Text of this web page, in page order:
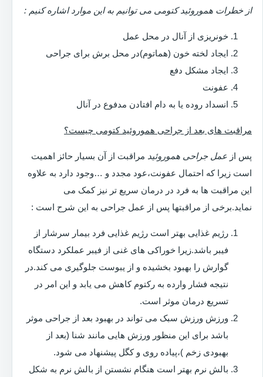
از خطرات هموروئید کتومی می توانیم به این موارد اشاره کنیم :
خونریزی از آنال در محل عمل
ایجاد لخته خون (هماتوم)در محل برش برای جراحی
ایجاد مشکل دفع
عفونت
انسداد روده یا به دام افتادن مدفوع در آنال
مراقبت های بعد از جراحی هموروئید کتومی چیست؟
پس از عمل جراحی هموروئید مراقبت از آن بسیار حائز اهمیت
است زیرا که احتمال عفونت،عود مجدد و …وجود دارد به علاوه
این مراقبت ها به فرد در درمان سریع تر نیز کمک می
نماید.برخی از مراقبتها پس از عمل جراحی به این شرح است :
رژیم غذایی بهتر است رژیم غذایی فرد بیمار سرشار از
فیبر باشد.زیرا خوراکی های غنی از فیبر عملکرد دستگاه
گوارش را بهبود بخشیده و از یبوست جلوگیری می کند.در
نتیجه فشار وارده به رکتوم کاهش می یابد و این امر در
تسریع درمان موثر است.
ورزش ورزش سبک می تواند در بهبود بعد از جراحی موثر
باشد برای این منظور ورزش هایی مانند شنا (بعد از
بهبودی زخم )،پیاده روی و کگل پیشنهاد می شود.
بالش نرم بهتر است هنگام نشستن از بالش نرم به شکل